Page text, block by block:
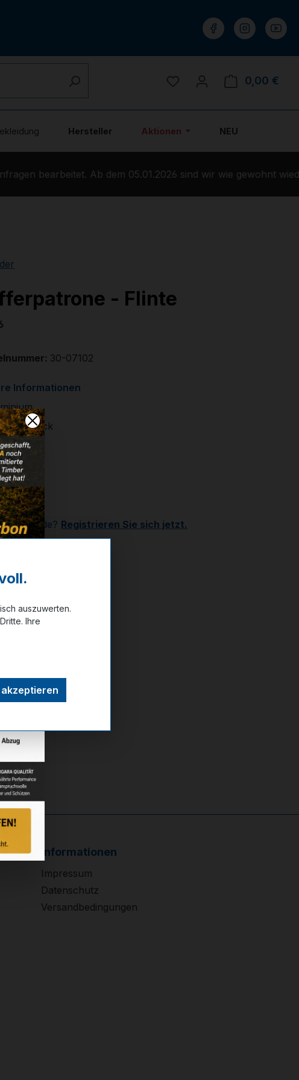
Du hast 0 Produkte auf
0,00 €
Hersteller Aktionen NEU
bearbeitet. Ab dem 05.01.2026 sind wir wie gewohnt
- Flinte
30-07102
Informationen
2 Stück
€
Kunde? Registrieren Sie sich jetzt.
16
Informationen
Impressum
Datenschutz
Versandbedingungen
auszuwerten.
Ihre